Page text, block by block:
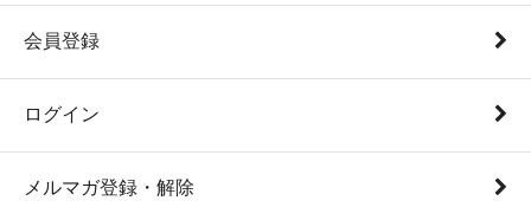
会員登録
ログイン
メルマガ登録・解除